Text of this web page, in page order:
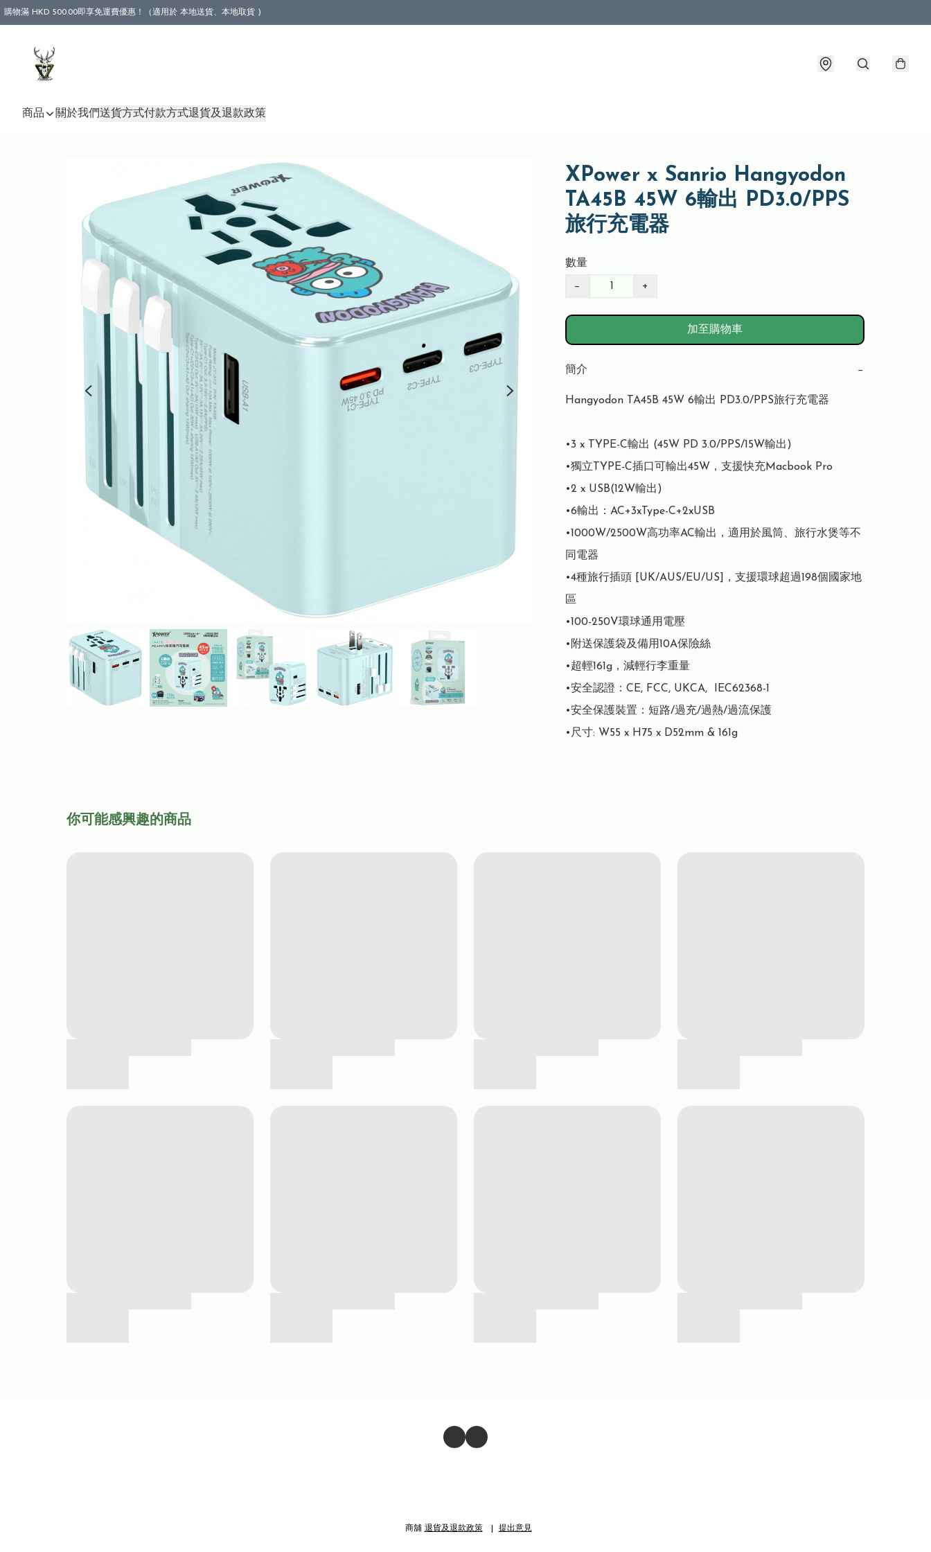
購物滿 HKD 500.00即享免運費優惠！（適用於 本地送貨、本地取貨 )
商品 關於我們送貨方式付款方式退貨及退款政策
XPower x Sanrio Hangyodon
TA45B 45W 6輸出 PD3.0/PPS
旅行充電器
數量
− +
加至購物車
簡介 −
Hangyodon TA45B 45W 6輸出 PD3.0/PPS旅行充電器
•3 x TYPE-C輸出 (45W PD 3.0/PPS/15W輸出)
•獨立TYPE-C插口可輸出45W，支援快充Macbook Pro
•2 x USB(12W輸出)
•6輸出：AC+3xType-C+2xUSB
•1000W/2500W高功率AC輸出，適用於風筒、旅行水煲等不
同電器
•4種旅行插頭 [UK/AUS/EU/US]，支援環球超過198個國家地
區
•100-250V環球通用電壓
•附送保護袋及備用10A保險絲
•超輕161g，減輕行李重量
•安全認證：CE, FCC, UKCA,  IEC62368-1
•安全保護裝置：短路/過充/過熱/過流保護
•尺寸: W55 x H75 x D52mm & 161g
你可能感興趣的商品
商舖 退貨及退款政策 提出意見